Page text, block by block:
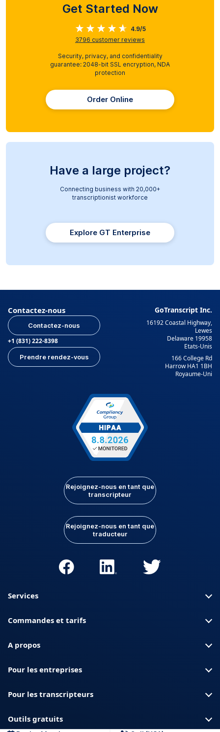
Get Started Now
4.9/5
3796 customer reviews
Security, privacy, and confidentiality
guarantee: 2048-bit SSL encryption, NDA
protection
Order Online
Have a large project?
Connecting business with 20,000+
transcriptionist workforce
Explore GT Enterprise
Contactez-nous
Contactez-nous
+1 (831) 222-8398
Prendre rendez-vous
GoTranscript Inc.
16192 Coastal Highway,
Lewes
Delaware 19958
Etats-Unis
166 College Rd
Harrow HA1 1BH
Royaume-Uni
Rejoignez-nous en tant que
transcripteur
Rejoignez-nous en tant que
traducteur
Services
Commandes et tarifs
A propos
Pour les entreprises
Pour les transcripteurs
Outils gratuits